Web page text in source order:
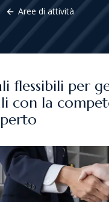
arrow_back Aree di attività
flessibili per
con la